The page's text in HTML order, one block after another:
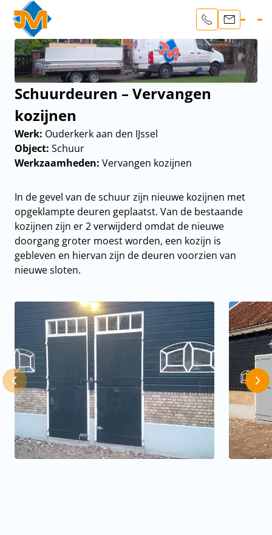
Schuurdeuren – Vervangen
kozijnen
Werk: Ouderkerk aan den IJssel
Object: Schuur
Werkzaamheden: Vervangen kozijnen
In de gevel van de schuur zijn nieuwe kozijnen met
opgeklampte deuren geplaatst. Van de bestaande
kozijnen zijn er 2 verwijderd omdat de nieuwe
doorgang groter moest worden, een kozijn is
gebleven en hiervan zijn de deuren voorzien van
nieuwe sloten.